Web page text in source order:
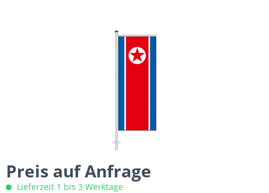
Preis auf Anfrage
Lieferzeit 1 bis 3 Werktage